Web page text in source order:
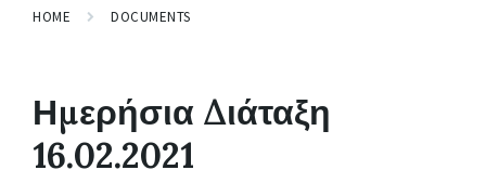
HOME DOCUMENTS
Ημερήσια Διάταξη
16.02.2021